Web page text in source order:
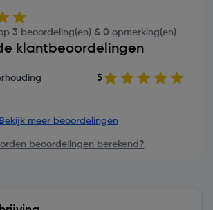
3 beoordeling(en) & 0 opmerking(en)
klantbeoordelingen
5
Bekijk meer beoordelingen
beoordelingen berekend?